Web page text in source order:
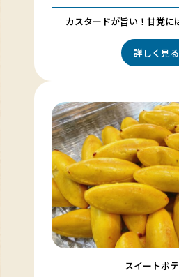
カスタードが旨い！甘党に
詳しく見る
スイートポ